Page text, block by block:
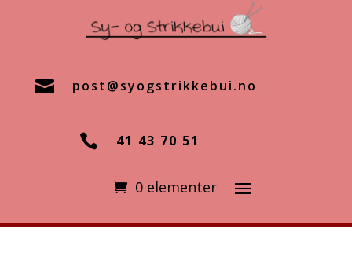
 post@syogstrikkebui.no
 41 43 70 51
0 elementer